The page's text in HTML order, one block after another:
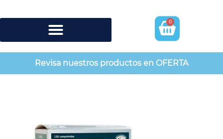
0
Revisa nuestros productos en OFERTA